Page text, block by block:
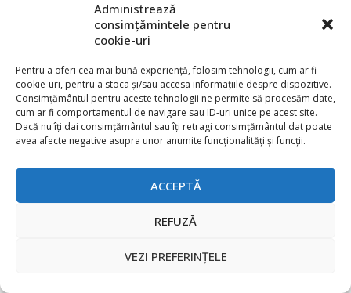
Administrează
consimțămintele pentru
cookie-uri
Pentru a oferi cea mai bună experiență, folosim tehnologii, cum ar fi
cookie-uri, pentru a stoca și/sau accesa informațiile despre dispozitive.
Consimțământul pentru aceste tehnologii ne permite să procesăm date,
cum ar fi comportamentul de navigare sau ID-uri unice pe acest site.
Dacă nu îți dai consimțământul sau îți retragi consimțământul dat poate
avea afecte negative asupra unor anumite funcționalități și funcții.
ACCEPTĂ
REFUZĂ
VEZI PREFERINȚELE